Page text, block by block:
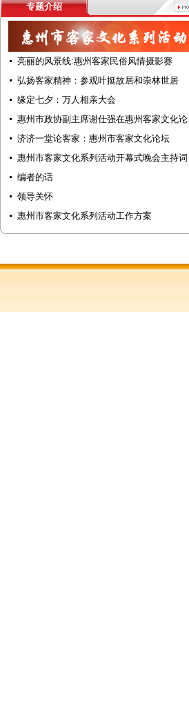
专题介绍
亮丽的风景线:惠州客家民俗风情摄影赛
弘扬客家精神：参观叶挺故居和崇林世居
缘定七夕：万人相亲大会
惠州市政协副主席谢仕强在惠州客家文化
济济一堂论客家：惠州市客家文化论坛
惠州市客家文化系列活动开幕式晚会主持词
编者的话
领导关怀
惠州市客家文化系列活动工作方案